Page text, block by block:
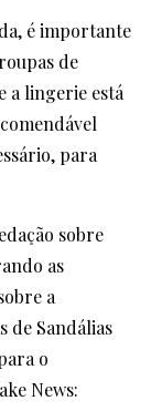
é importante
de
a lingerie está
para
sobre
as
a
de Sandálias
o
News: